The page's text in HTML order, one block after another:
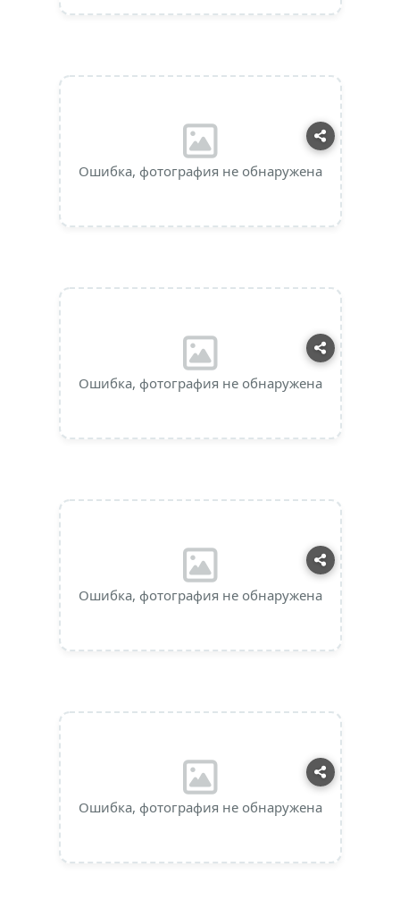
Ошибка, фотография не обнаружена
Ошибка, фотография не обнаружена
Ошибка, фотография не обнаружена
Ошибка, фотография не обнаружена